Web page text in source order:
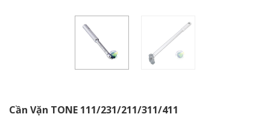
Cần Vặn TONE 111/231/211/311/411